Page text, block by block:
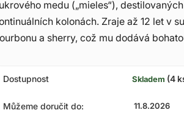
z
5
hvězdiček.
medu („mieles“),
kolonách. Zraje až 12 let v
a sherry, což mu dodává
Dostupnost Skladem (4
Můžeme doručit do: 11.8.2026